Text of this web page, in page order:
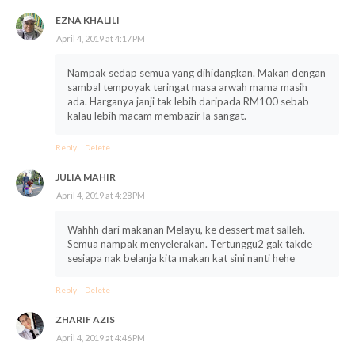
EZNA KHALILI
April 4, 2019 at 4:17 PM
Nampak sedap semua yang dihidangkan. Makan dengan
sambal tempoyak teringat masa arwah mama masih
ada. Harganya janji tak lebih daripada RM100 sebab
kalau lebih macam membazir la sangat.
Reply Delete
JULIA MAHIR
April 4, 2019 at 4:28 PM
Wahhh dari makanan Melayu, ke dessert mat salleh.
Semua nampak menyelerakan. Tertunggu2 gak takde
sesiapa nak belanja kita makan kat sini nanti hehe
Reply Delete
ZHARIF AZIS
April 4, 2019 at 4:46 PM